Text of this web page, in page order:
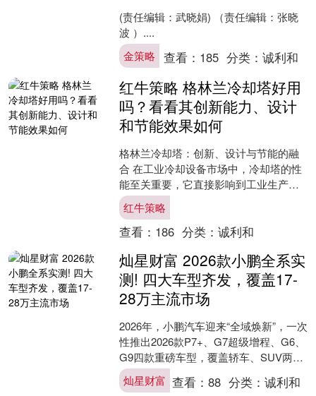
(责任编辑：武晓娟) （责任编辑：张晓
波 ）....
金策略
查看： 185 分类：诚利和
红牛策略 格林兰冷却塔好用
吗？看看其创新能力、设计
和节能效果如何
格林兰冷却塔：创新、设计与节能的融
合 在工业冷却设备市场中，冷却塔的性
能至关重要，它直接影响到工业生产的
效率和成本。江苏格陵兰传热科技有限
公司生产的格林兰冷却塔....
红牛策略
查看： 186 分类： 诚利和
灿星财富 2026款小鹏全系实
测! 四大车型齐发，覆盖17-
28万主流市场
2026年，小鹏汽车迎来“全域焕新”，一次
性推出2026款P7+、G7超级增程、G6、
G9四款重磅车型，覆盖轿车、SUV两大
核心品类，涵盖超级增程与纯电两种能
源....
灿星财富 查看：88 分类：诚利和